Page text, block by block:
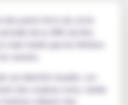
des points forts de cette
de la JNR Lila Kiss
main tandis que les finitions
son identité visuelle. Les
des couleurs vives, tandis